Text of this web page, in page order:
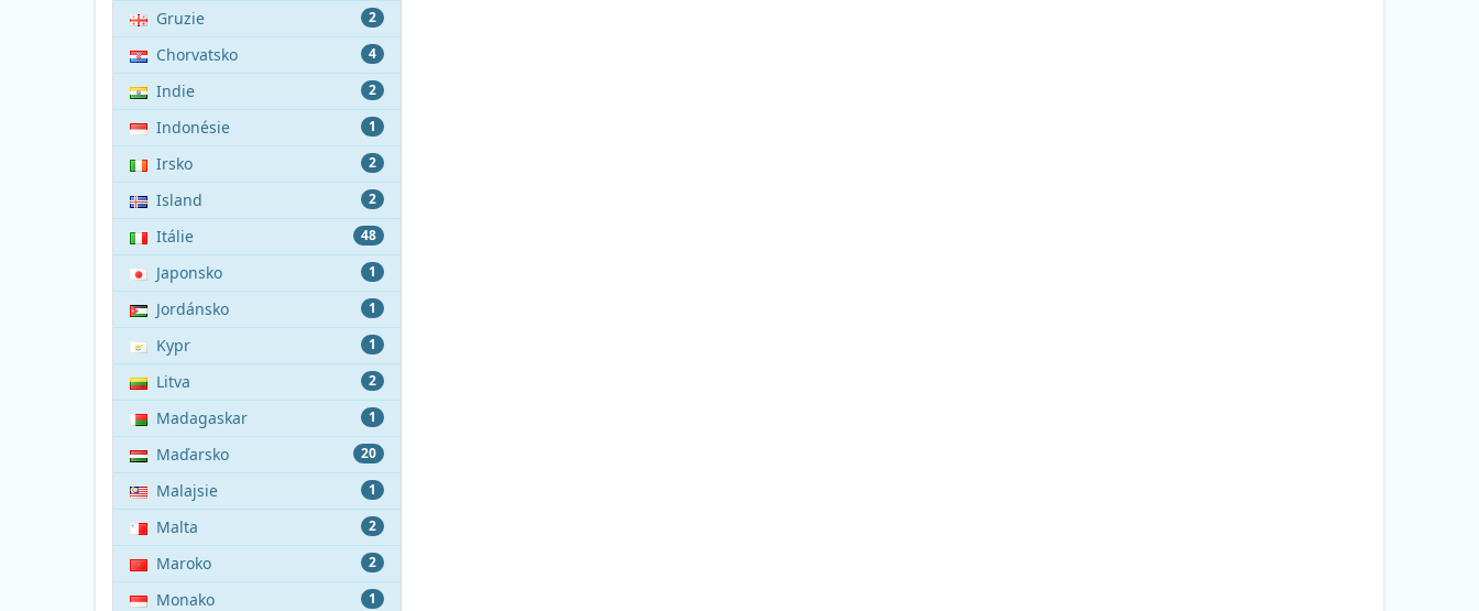
2
Gruzie
4
Chorvatsko
2
Indie
1
Indonésie
2
Irsko
2
Island
48
Itálie
1
Japonsko
1
Jordánsko
1
Kypr
2
Litva
1
Madagaskar
20
Maďarsko
1
Malajsie
2
Malta
2
Maroko
1
Monako